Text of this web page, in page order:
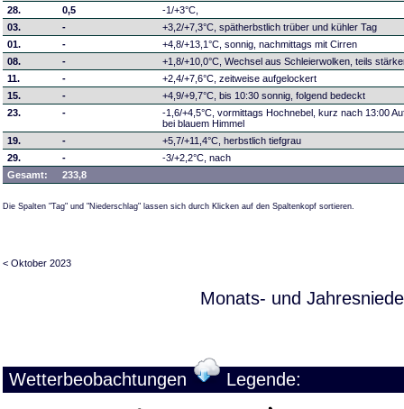
28.
0,5
-1/+3°C,
03.
-
+3,2/+7,3°C, spätherbstlich trüber und kühler Tag
01.
-
+4,8/+13,1°C, sonnig, nachmittags mit Cirren
08.
-
+1,8/+10,0°C, Wechsel aus Schleierwolken, teils
11.
-
+2,4/+7,6°C, zeitweise aufgelockert
15.
-
+4,9/+9,7°C, bis 10:30 sonnig, folgend bedeckt
23.
-
-1,6/+4,5°C, vormittags Hochnebel, kurz nach 13:00
bei blauem Himmel
19.
-
+5,7/+11,4°C, herbstlich tiefgrau
29.
-
-3/+2,2°C, nach
Gesamt:
233,8
Die Spalten "Tag" und "Niederschlag" lassen sich durch Klicken auf den Spaltenkopf sortieren.
< Oktober 2023
Monats- und
Wetterbeobachtungen Legende: